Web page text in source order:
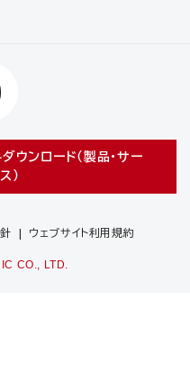
ウンロード（製品・サー
）
ウェブサイト利用規約
CO., LTD.